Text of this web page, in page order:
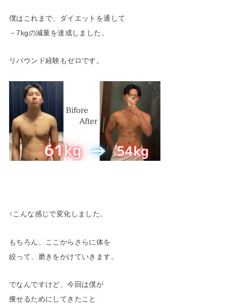
僕はこれまで、ダイエットを通して
－7kgの減量を達成しました。
リバウンド経験もゼロです。
↑こんな感じで変化しました。
もちろん、ここからさらに体を
絞って、磨きをかけていきます。
でなんですけど、今回は僕が
痩せるためにしてきたこと